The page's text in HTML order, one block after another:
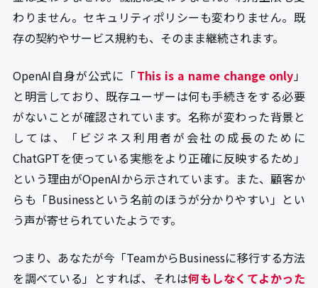
わりません。セキュリティポリシーも変わりません。既
存の契約やサービス規約も、そのまま継続されます。
OpenAI自身が公式に「This is a name change only」
と明言しており、既存ユーザーは何も手続きをする必要
がないことが確認されています。名称が変わった背景と
しては、「ビジネス利用者が会社の成長のために
ChatGPTを使っている実態をより正確に反映するため」
という理由がOpenAIから示されています。また、顧客か
らも「Businessという名前のほうが分かりやすい」とい
う声が寄せられていたようです。
つまり、あなたが今「TeamからBusinessに移行する方法
を調べている」とすれば、それは何もしなくてよかった